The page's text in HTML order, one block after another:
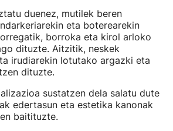
duenez, mutilek beren
eta boterearekin
borroka eta kirol arloko
dituzte. Aitzitik, neskek
irudiarekin lotutako argazki eta
dituzte.
sustatzen dela salatu dute
edertasun eta estetika kanonak
baitituzte.